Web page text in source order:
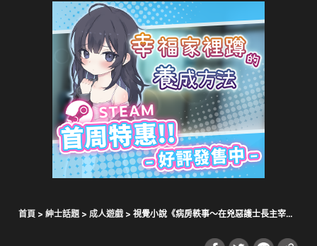
首頁 > 紳士話題> 成人遊戲> 視覺小說《病房軼事～在兇惡護士長主宰的